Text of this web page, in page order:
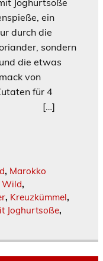
Joghurtsoße
ein
durch die
sondern
die etwas
von
für 4
[…]
, Marokko
Wild,
, Kreuzkümmel,
Joghurtsoße,